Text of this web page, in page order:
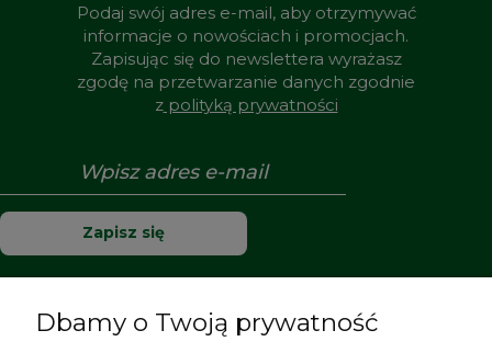
Podaj swój adres e-mail, aby otrzymywać
informacje o nowościach i promocjach.
Zapisując się do newslettera wyrażasz
zgodę na przetwarzanie danych zgodnie
zpolityką prywatności
Zapisz się
Dbamy o Twoją prywatność